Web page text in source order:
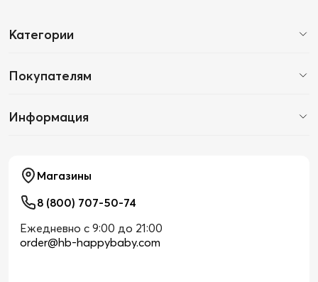
Категории
Покупателям
Информация
Магазины
8 (800) 707-50-74
Ежедневно с 9:00 до 21:00
order@hb-happybaby.com